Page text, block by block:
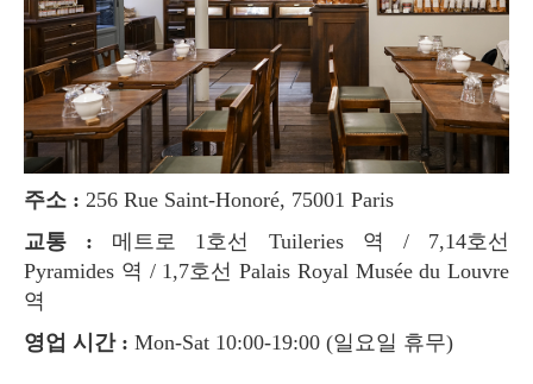
주소 : 256 Rue Saint-Honoré, 75001 Paris
교통 : 메트로 1호선 Tuileries 역 / 7,14호선
Pyramides 역 / 1,7호선 Palais Royal Musée du Louvre
역
영업 시간 : Mon-Sat 10:00-19:00 (일요일 휴무)